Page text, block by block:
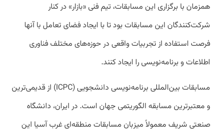
همزمان با برگزاری این مسابقات، تیم فنی «بازار» در کنار
شرکت‌کنندگان این مسابقات بود تا با ایجاد فضای تعامل با آنها
فرصت استفاده از تجربیات واقعی در حوزه‌های مختلف فناوری
اطلاعات و برنامه‌نویسی را ایجاد کنند.
مسابقات بین‌المللی برنامه‌نویسی دانشجویی (ICPC) از قدیمی‌ترین
و معتبرترین مسابقه الگوریتمی جهان است. در ایران، دانشگاه
صنعتی شریف معمولاً میزبان مسابقات منطقه‌ای غرب آسیا این